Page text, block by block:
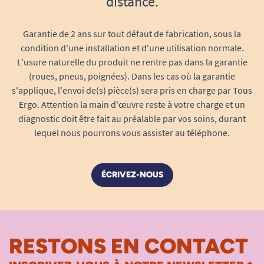
peluchent pas, ne se déforment pas et
gardent leur tenue même imbibés.
Diamètre de 6 cm: une taille optimale
pour couvrir toutes les zones du visage
(yeux, lèvres, front, joues, cou) avec un seul
disque.
Multi-usages : au-delà du simple
démaquillage
micellaire, de lotion tonique ou hydratante
sensibles, y compris le contour des yeux
L’application ou le retrait de soins
Garantie de 2 ans sur tout défaut de fabrication, sous la
condition d'une installation et d'une utilisation normale.
L'usure naturelle du produit ne rentre pas dans la garantie
(roues, pneus, poignées). Dans les cas où la garantie
s'applique, l'envoi de(s) pièce(s) sera pris en charge par Tous
Ergo. Attention la main d'œuvre reste à votre charge et un
diagnostic doit être fait au préalable par vos soins, durant
lequel nous pourrons vous assister au téléphone.
ÉCRIVEZ-NOUS
RESTONS EN CONTACT